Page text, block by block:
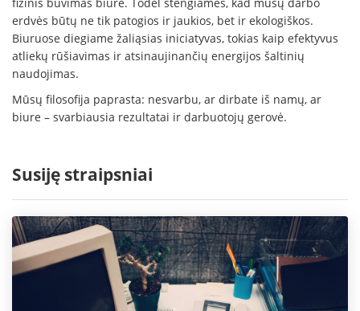
erdvės būtų ne tik patogios ir jaukios, bet ir ekologiškos.
Biuruose diegiame žaliąsias iniciatyvas, tokias kaip efektyvus
atliekų rūšiavimas ir atsinaujinančių energijos šaltinių
naudojimas.
Mūsų filosofija paprasta: nesvarbu, ar dirbate iš namų, ar
biure – svarbiausia rezultatai ir darbuotojų gerovė.
Susiję straipsniai